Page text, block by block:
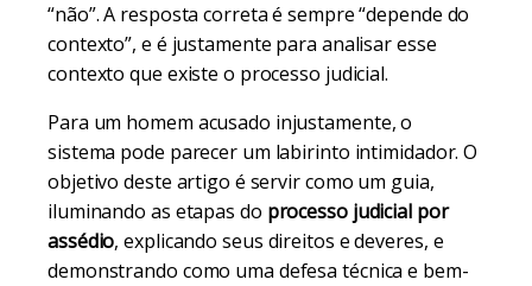
“não”. A resposta correta é sempre “depende do
contexto”, e é justamente para analisar esse
contexto que existe o processo judicial.
Para um homem acusado injustamente, o
sistema pode parecer um labirinto intimidador. O
objetivo deste artigo é servir como um guia,
iluminando as etapas do processo judicial por
assédio, explicando seus direitos e deveres, e
demonstrando como uma defesa técnica e bem-